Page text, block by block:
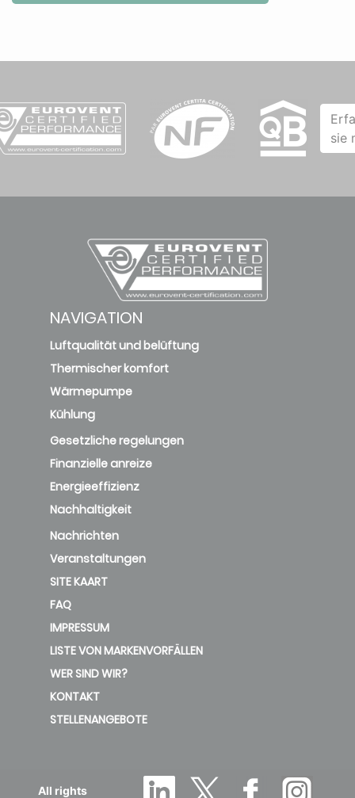
sie
NAVIGATION
Luftqualität und belüftung
Thermischer komfort
Wärmepumpe
Kühlung
Gesetzliche regelungen
Finanzielle anreize
Energieeffizienz
Nachhaltigkeit
Nachrichten
Veranstaltungen
SITE KAART
FAQ
IMPRESSUM
LISTE VON MARKENVORFÄLLEN
WER SIND WIR?
KONTAKT
STELLENANGEBOTE
All rights